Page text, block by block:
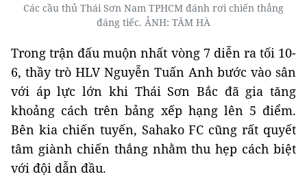
Các cầu thủ Thái Sơn Nam TPHCM đánh rơi chiến thắng
đáng tiếc. ẢNH: TÂM HÀ
Trong trận đấu muộn nhất vòng 7 diễn ra tối 10-
6, thầy trò HLV Nguyễn Tuấn Anh bước vào sân
với áp lực lớn khi Thái Sơn Bắc đã gia tăng
khoảng cách trên bảng xếp hạng lên 5 điểm.
Bên kia chiến tuyến, Sahako FC cũng rất quyết
tâm giành chiến thắng nhằm thu hẹp cách biệt
với đội dẫn đầu.